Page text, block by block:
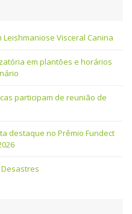
Visceral Canina
em plantões e horários
participam de reunião de
destaque no Prêmio Fundect